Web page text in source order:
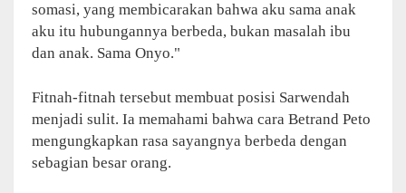
somasi, yang membicarakan bahwa aku sama anak
aku itu hubungannya berbeda, bukan masalah ibu
dan anak. Sama Onyo."
Fitnah-fitnah tersebut membuat posisi Sarwendah
menjadi sulit. Ia memahami bahwa cara Betrand Peto
mengungkapkan rasa sayangnya berbeda dengan
sebagian besar orang.